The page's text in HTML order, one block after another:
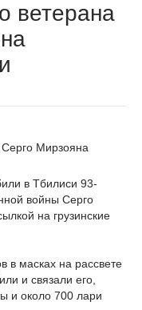
ветерана
в Тбилиси 93-
войны Серго
на грузинские
в масках на рассвете
и связали его,
и около 700 лари